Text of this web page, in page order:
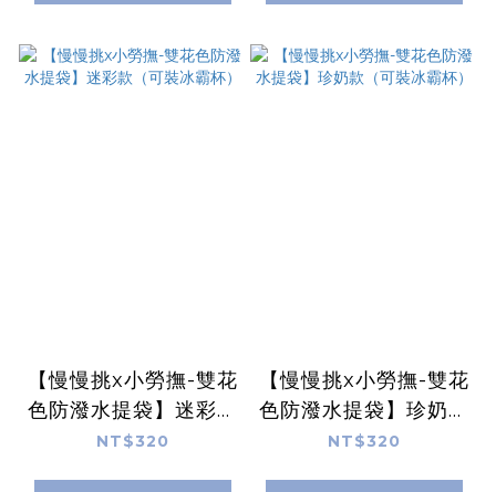
【慢慢挑x小勞撫-雙花
色防潑水提袋】迷彩款
（可裝冰霸杯）
NT$320
【慢慢挑x小勞撫-雙花
色防潑水提袋】珍奶款
（可裝冰霸杯）
NT$320